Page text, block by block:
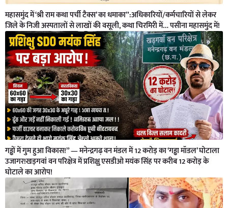
महासमुंद में ‘श्री राम कथा पर्ची टैक्स’ का धमाका”:अधिकारियों/कर्मचारियों से लेकर
जिले के निजी अस्पतालों से लाखों की वसूली, कथा चिरमिरी में… पसीना महासमुंद में!
गड्ढों में गुम हुआ विकास!” — मनेन्द्रगढ़ वन मंडल में 12 करोड़ का ‘गड्ढा मॉडल’ घोटाला
उजागर!खड़गवां वन परिक्षेत्र में प्रशिक्षु एसडीओ मयंक सिंह पर करीब 12 करोड़ के
घोटाले का आरोप!